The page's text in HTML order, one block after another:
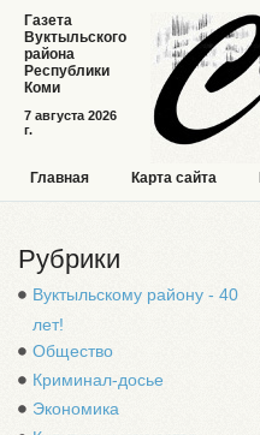
7 августа 2026
г.
Газета
Вуктыльского
района
Республики
Коми
Главная Карта сайта
Рубрики
Вуктыльскому району - 40
лет!
Общество
Криминал-досье
Экономика